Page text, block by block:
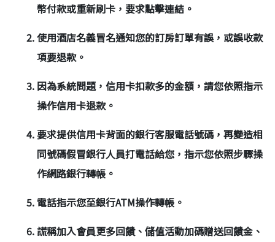
幣付款或重新刷卡，要求點擊連結。
使用酒店名義冒名通知您的訂房訂單有誤，或誤收款
項要退款。
因為系統問題，信用卡扣款多的金額，請您依照指示
操作信用卡退款。
要求提供信用卡背面的銀行客服電話號碼，再變造相
同號碼假冒銀行人員打電話給您，指示您依照步驟操
作網路銀行轉帳。
電話指示您至銀行ATM操作轉帳。
謊稱加入會員更多回饋、儲值活動加碼贈送回饋金、